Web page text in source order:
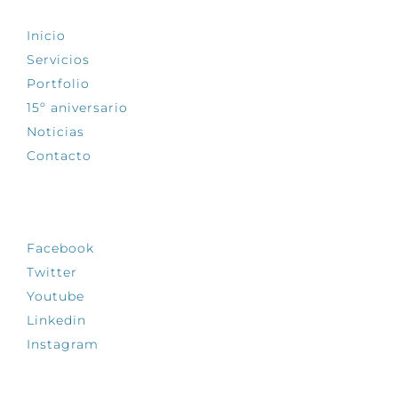
Inicio
Servicios
Portfolio
15º aniversario
Noticias
Contacto
Facebook
Twitter
Youtube
Linkedin
Instagram